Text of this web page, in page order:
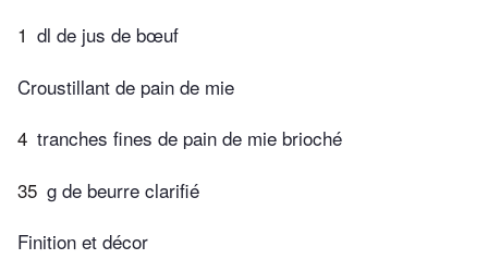
1 dl de jus de bœuf
Croustillant de pain de mie
4 tranches fines de pain de mie brioché
35 g de beurre clarifié
Finition et décor